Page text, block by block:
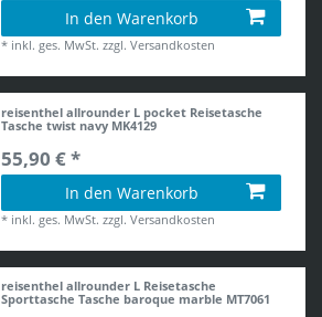
In den Warenkorb
* inkl. ges. MwSt. zzgl.Versandkosten
reisenthel allrounder L pocket Reisetasche
Tasche twist navy MK4129
55,90 € *
In den Warenkorb
* inkl. ges. MwSt. zzgl.Versandkosten
reisenthel allrounder L Reisetasche
Sporttasche Tasche baroque marble MT7061